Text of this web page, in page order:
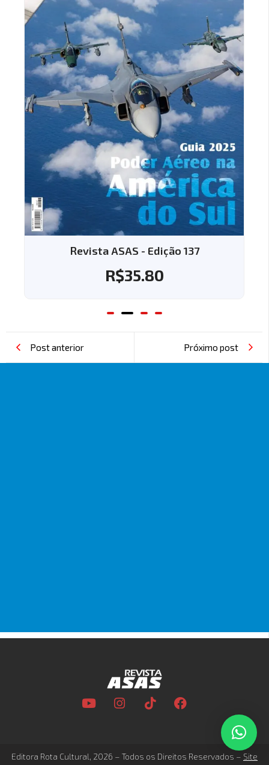
Revista ASAS - Edição 137
R$35.80
Post anterior Próximo post
Editora Rota Cultural, 2026 – Todos os Direitos Reservados – Site